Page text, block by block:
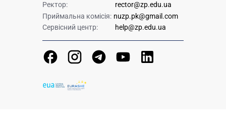
Ректор:
rector@zp.edu.ua
Приймальна комісія: nuzp.pk@gmail.com
Сервісний центр:
help@zp.edu.ua